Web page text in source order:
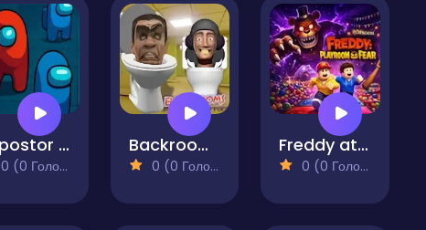
Impostor Among Space
0 (0 Голосів)
Backrooms Skibidi Toilet Terrors Huggy Wuggy
0 (0 Голосів)
Freddy at Playroom of Fear
0 (0 Голосів)